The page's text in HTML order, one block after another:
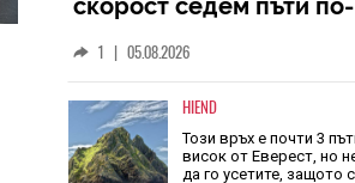
Ракета на SpaceX ще се
разбие в Луната със
голяма от скоростта на
звука
| 05.08.2026
HIEND